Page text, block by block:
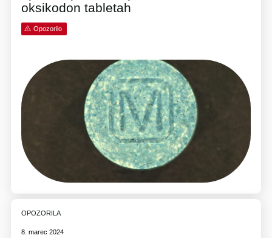
oksikodon tabletah
Opozorilo
OPOZORILA
8. marec 2024